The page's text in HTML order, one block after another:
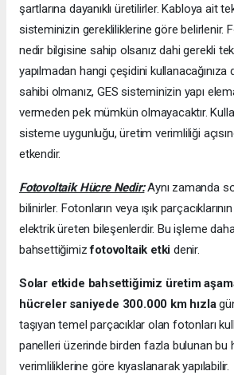
şartlarına dayanıklı üretilirler. Kabloya ait
sisteminizin gerekliliklerine göre belirlenir.
nedir bilgisine sahip olsanız dahi gerekli
yapılmadan hangi çeşidini
sahibi olmanız, GES sisteminizin yapı
vermeden pek mümkün olmayacaktır.
sisteme uygunluğu, üretim verimliliği
etkendir.
Fotovoltaik Hücre Nedir:Aynı zamanda
bilinirler. Fotonların veya ışık
elektrik üreten bileşenlerdir. Bu işleme
bahsettiğimizfotovoltaik etkidenir.
Solar etkide bahsettiğimiz üretim
hücreler saniyede 300.000 km hızla
taşıyan temel parçacıklar olan fotonları
panelleri üzerinde birden fazla bulunan bu
verimliliklerine göre kıyaslanarak yapılabilir.